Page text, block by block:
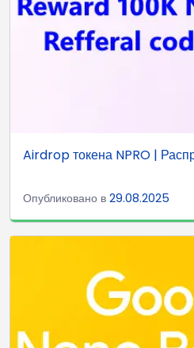
Airdrop токена NPRO |
Опубликовано в 29.08.2025